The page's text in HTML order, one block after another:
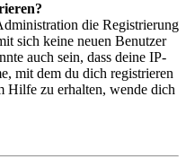
die Registrierung
sich keine neuen Benutzer
auch sein, dass deine IP-
mit dem du dich registrieren
Hilfe zu erhalten, wende dich